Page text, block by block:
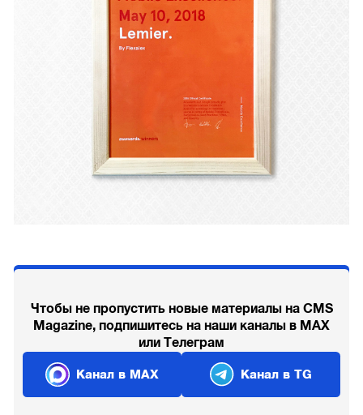
Чтобы не пропустить новые материалы на CMS
Magazine, подпишитесь на наши каналы в MAX
или Телеграм
Канал в MAX Канал в TG